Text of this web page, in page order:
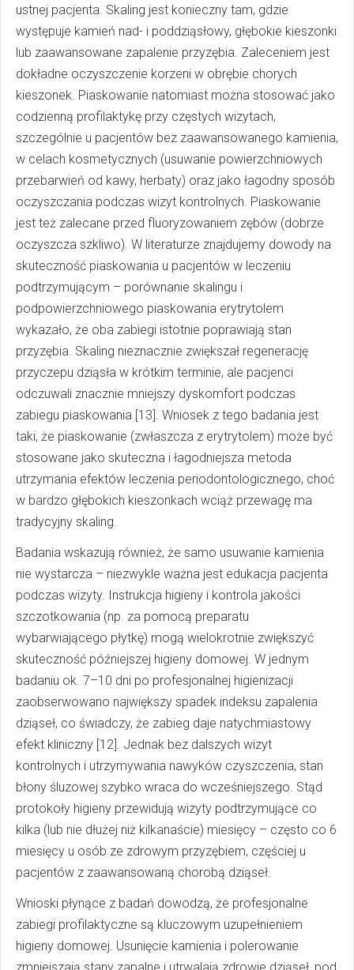
ustnej pacjenta. Skaling jest konieczny tam, gdzie
występuje kamień nad- i poddziąsłowy, głębokie kieszonki
lub zaawansowane zapalenie przyzębia. Zaleceniem jest
dokładne oczyszczenie korzeni w obrębie chorych
kieszonek. Piaskowanie natomiast można stosować jako
codzienną profilaktykę przy częstych wizytach,
szczególnie u pacjentów bez zaawansowanego kamienia,
w celach kosmetycznych (usuwanie powierzchniowych
przebarwień od kawy, herbaty) oraz jako łagodny sposób
oczyszczania podczas wizyt kontrolnych. Piaskowanie
jest też zalecane przed fluoryzowaniem zębów (dobrze
oczyszcza szkliwo). W literaturze znajdujemy dowody na
skuteczność piaskowania u pacjentów w leczeniu
podtrzymującym – porównanie skalingu i
podpowierzchniowego piaskowania erytrytolem
wykazało, że oba zabiegi istotnie poprawiają stan
przyzębia. Skaling nieznacznie zwiększał regenerację
przyczepu dziąsła w krótkim terminie, ale pacjenci
odczuwali znacznie mniejszy dyskomfort podczas
zabiegu piaskowania [13]. Wniosek z tego badania jest
taki, że piaskowanie (zwłaszcza z erytrytolem) może być
stosowane jako skuteczna i łagodniejsza metoda
utrzymania efektów leczenia periodontologicznego, choć
w bardzo głębokich kieszonkach wciąż przewagę ma
tradycyjny skaling.
Badania wskazują również, że samo usuwanie kamienia
nie wystarcza – niezwykle ważna jest edukacja pacjenta
podczas wizyty. Instrukcja higieny i kontrola jakości
szczotkowania (np. za pomocą preparatu
wybarwiającego płytkę) mogą wielokrotnie zwiększyć
skuteczność późniejszej higieny domowej. W jednym
badaniu ok. 7–10 dni po profesjonalnej higienizacji
zaobserwowano największy spadek indeksu zapalenia
dziąseł, co świadczy, że zabieg daje natychmiastowy
efekt kliniczny [12]. Jednak bez dalszych wizyt
kontrolnych i utrzymywania nawyków czyszczenia, stan
błony śluzowej szybko wraca do wcześniejszego. Stąd
protokoły higieny przewidują wizyty podtrzymujące co
kilka (lub nie dłużej niż kilkanaście) miesięcy – często co 6
miesięcy u osób ze zdrowym przyzębiem, częściej u
pacjentów z zaawansowaną chorobą dziąseł.
Wnioski płynące z badań dowodzą, że profesjonalne
zabiegi profilaktyczne są kluczowym uzupełnieniem
higieny domowej. Usunięcie kamienia i polerowanie